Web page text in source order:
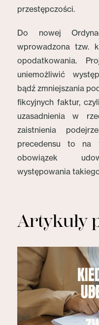
przestępczości.
Do nowej
wprowadzona tzw.
opodatkowania.
uniemożliwić
bądź zmniejszania
fikcyjnych faktur,
uzasadnienia w
zaistnienia
precedensu to na
obowiązek
występowania
Artykuły